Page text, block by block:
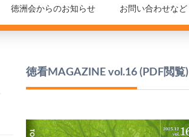
徳洲会からのお知らせ お問い合わせなど
徳看MAGAZINE vol.16(PDF閲覧)